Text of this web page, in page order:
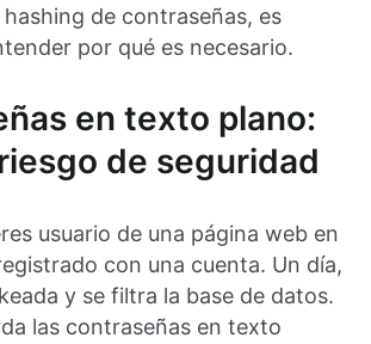
de contraseñas, es
por qué es necesario.
en texto plano:
de seguridad
usuario de una página web en
con una cuenta. Un día,
y se filtra la base de datos.
las contraseñas en texto